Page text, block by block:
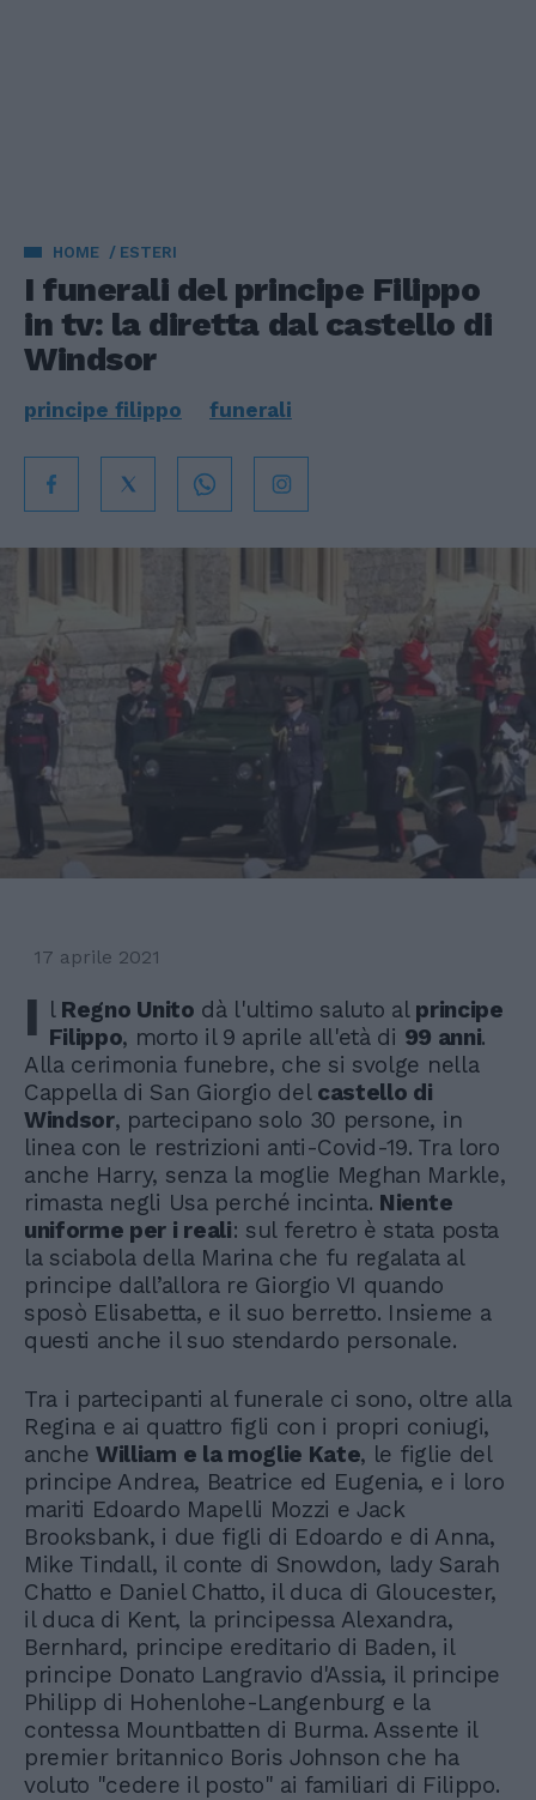
HOME ESTERI
I funerali del principe Filippo
in tv: la diretta dal castello di
Windsor
principe filippo funerali
17 aprile 2021
I l Regno Unito dà l'ultimo saluto al principe
Filippo, morto il 9 aprile all'età di 99 anni.
Alla cerimonia funebre, che si svolge nella
Cappella di San Giorgio del castello di
Windsor, partecipano solo 30 persone, in
linea con le restrizioni anti-Covid-19. Tra loro
anche Harry, senza la moglie Meghan Markle,
rimasta negli Usa perché incinta. Niente
uniforme per i reali: sul feretro è stata posta
la sciabola della Marina che fu regalata al
principe dall’allora re Giorgio VI quando
sposò Elisabetta, e il suo berretto. Insieme a
questi anche il suo stendardo personale.
Tra i partecipanti al funerale ci sono, oltre alla
Regina e ai quattro figli con i propri coniugi,
ancheWilliam e la moglie Kate, le figlie del
principe Andrea, Beatrice ed Eugenia, e i loro
mariti Edoardo Mapelli Mozzi e Jack
Brooksbank, i due figli di Edoardo e di Anna,
Mike Tindall, il conte di Snowdon, lady Sarah
Chatto e Daniel Chatto, il duca di Gloucester,
il duca di Kent, la principessa Alexandra,
Bernhard, principe ereditario di Baden, il
principe Donato Langravio d'Assia, il principe
Philipp di Hohenlohe-Langenburg e la
contessa Mountbatten di Burma. Assente il
premier britannico Boris Johnson che ha
voluto "cedere il posto" ai familiari di Filippo.